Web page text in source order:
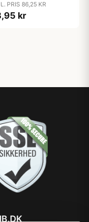
PRIS 86,25 KR
kr